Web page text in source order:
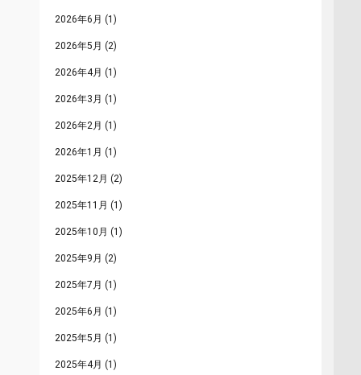
2026年6月 (1)
2026年5月 (2)
2026年4月 (1)
2026年3月 (1)
2026年2月 (1)
2026年1月 (1)
2025年12月 (2)
2025年11月 (1)
2025年10月 (1)
2025年9月 (2)
2025年7月 (1)
2025年6月 (1)
2025年5月 (1)
2025年4月 (1)